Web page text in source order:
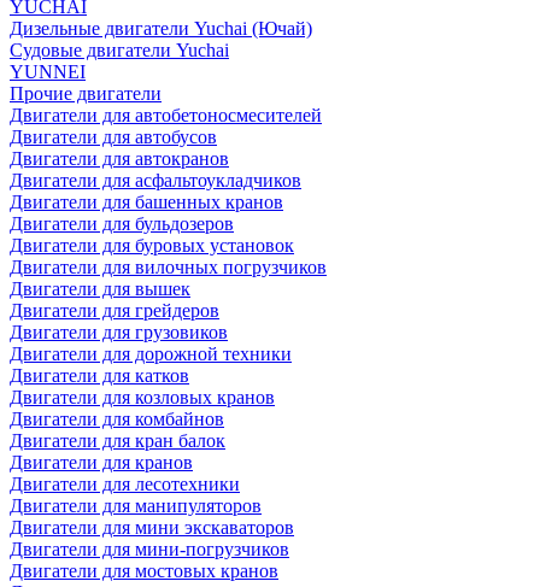
YUCHAI
Дизельные двигатели Yuchai (Ючай)
Судовые двигатели Yuchai
YUNNEI
Прочие двигатели
Двигатели для автобетоносмесителей
Двигатели для автобусов
Двигатели для автокранов
Двигатели для асфальтоукладчиков
Двигатели для башенных кранов
Двигатели для бульдозеров
Двигатели для буровых установок
Двигатели для вилочных погрузчиков
Двигатели для вышек
Двигатели для грейдеров
Двигатели для грузовиков
Двигатели для дорожной техники
Двигатели для катков
Двигатели для козловых кранов
Двигатели для комбайнов
Двигатели для кран балок
Двигатели для кранов
Двигатели для лесотехники
Двигатели для манипуляторов
Двигатели для мини экскаваторов
Двигатели для мини-погрузчиков
Двигатели для мостовых кранов